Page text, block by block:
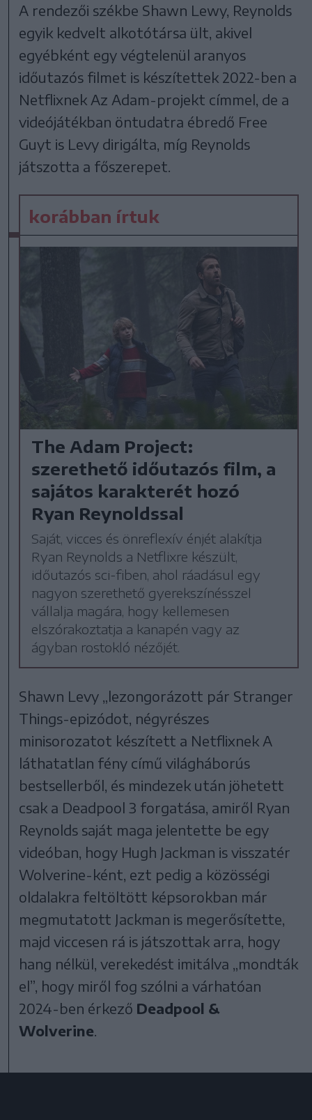
A rendezői székbe Shawn Lewy, Reynolds
egyik kedvelt alkotótársa ült, akivel
egyébként egy végtelenül aranyos
időutazós filmet is készítettek 2022-ben a
Netflixnek Az Adam-projekt címmel, de a
videójátékban öntudatra ébredő Free
Guyt is Levy dirigálta, míg Reynolds
játszotta a főszerepet.
korábban írtuk
The Adam Project:
szerethető időutazós film, a
sajátos karakterét hozó
Ryan Reynoldssal
Saját, vicces és önreflexív énjét alakítja
Ryan Reynolds a Netflixre készült,
időutazós sci-fiben, ahol ráadásul egy
nagyon szerethető gyerekszínésszel
vállalja magára, hogy kellemesen
elszórakoztatja a kanapén vagy az
ágyban rostokló nézőjét.
Shawn Levy „lezongorázott pár Stranger
Things-epizódot, négyrészes
minisorozatot készített a Netflixnek A
láthatatlan fény című világháborús
bestsellerből, és mindezek után jöhetett
csak a Deadpool 3 forgatása, amiről Ryan
Reynolds saját maga jelentette be egy
videóban, hogy Hugh Jackman is visszatér
Wolverine-ként, ezt pedig a közösségi
oldalakra feltöltött képsorokban már
megmutatott Jackman is megerősítette,
majd viccesen rá is játszottak arra, hogy
hang nélkül, verekedést imitálva „mondták
el”, hogy miről fog szólni a várhatóan
2024-ben érkező Deadpool &
Wolverine